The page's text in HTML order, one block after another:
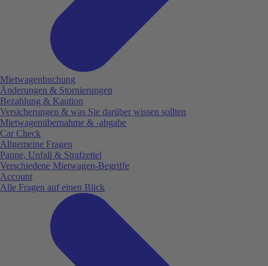
Mietwagenbuchung
Änderungen & Stornierungen
Bezahlung & Kaution
Versicherungen & was Sie darüber wissen sollten
Mietwagenübernahme & -abgabe
Car Check
Allgemeine Fragen
Panne, Unfall & Strafzettel
Verschiedene Mietwagen-Begriffe
Account
Alle Fragen auf einen Blick